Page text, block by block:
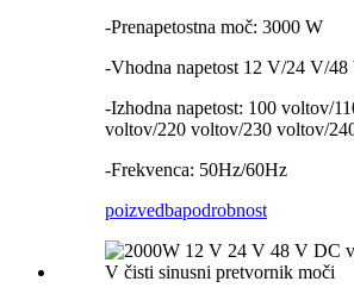
-Prenapetostna moč: 3000 W
-Vhodna napetost 12 V/24 V/
-Izhodna napetost: 100 voltov/
voltov/220 voltov/230 voltov/
-Frekvenca: 50Hz/60Hz
poizvedbapodrobnost